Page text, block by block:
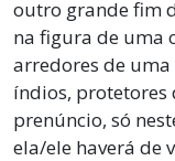
outro grande fim
na figura de uma
arredores de
índios, protetores
prenúncio, só
ela/ele haverá de